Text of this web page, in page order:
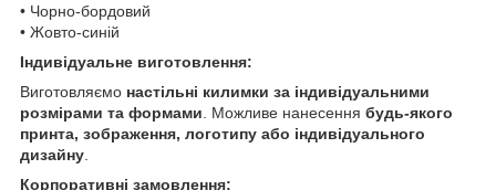
• Чорно-бордовий
• Жовто-синій
Індивідуальне виготовлення:
Виготовляємо настільні килимки за індивідуальними
розмірами та формами . Можливе нанесення будь-якого
принта, зображення, логотипу або індивідуального
дизайну
Корпоративні замовлення: